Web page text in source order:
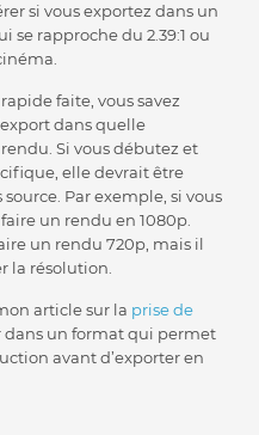
si vous exportez dans un
se rapproche du 2.39:1 ou
faite, vous savez
dans quelle
Si vous débutez et
elle devrait être
Par exemple, si vous
un rendu en 1080p.
un rendu 720p, mais il
la résolution.
article sur la prise de
dans un format qui permet
avant d’exporter en